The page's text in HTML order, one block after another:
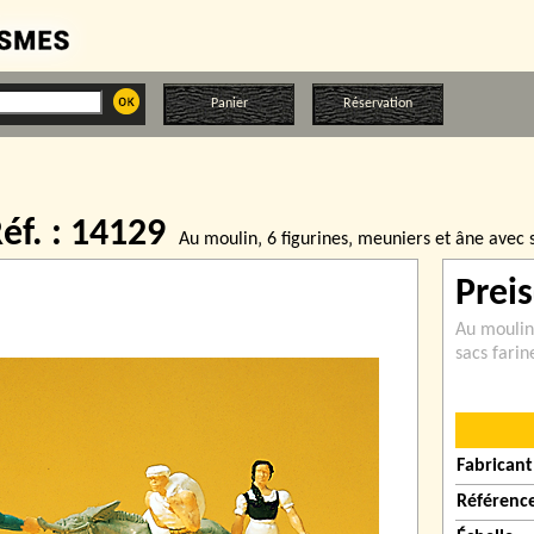
Panier Réservation
: 14129 Au moulin‚ 6 figurines‚ meuniers et âne avec
Au
sacs
Fabricant